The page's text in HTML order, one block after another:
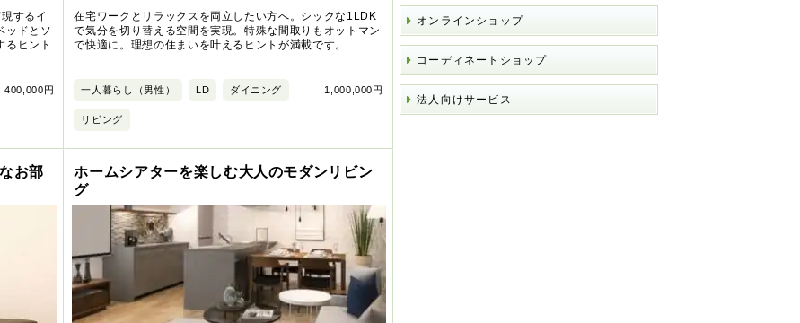
するイ
ッドとソ
るヒント
400,000円
在宅ワークとリラックスを両立したい方へ。シックな1LDK
で気分を切り替える空間を実現。特殊な間取りもオットマン
で快適に。理想の住まいを叶えるヒントが満載です。
1,000,000円
一人暮らし（男性） LD ダイニング
リビング
お部
ホームシアターを楽しむ大人のモダンリビン
グ
オンラインショップ
コーディネートショップ
法人向けサービス